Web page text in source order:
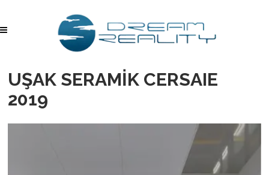
UŞAK SERAMİK CERSAIE
2019